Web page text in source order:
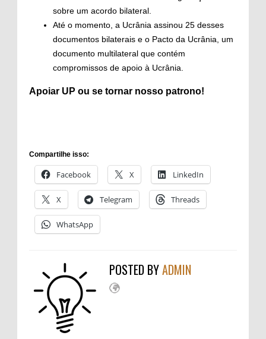
sobre um acordo bilateral.
Até o momento, a Ucrânia assinou 25 desses
documentos bilaterais e o Pacto da Ucrânia, um
documento multilateral que contém
compromissos de apoio à Ucrânia.
Apoiar UP ou se tornar nosso patrono!
Compartilhe isso:
Facebook X LinkedIn
X Telegram Threads
WhatsApp
POSTED BYADMIN